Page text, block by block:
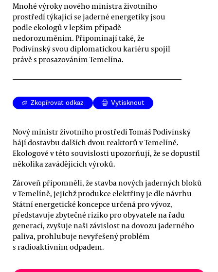
Mnohé výroky nového ministra životního
prostředí týkající se jaderné energetiky jsou
podle ekologů v lepším případě
nedorozuměním. Připomínají také, že
Podivínský svou diplomatickou kariéru spojil
právě s prosazováním Temelína.
Zkopírovat odkaz Vytisknout
Nový ministr životního prostředí Tomáš Podivínský
hájí dostavbu dalších dvou reaktorů v Temelíně.
Ekologové v této souvislosti upozorňují, že se dopustil
několika zavádějících výroků.
Zároveň připomněli, že stavba nových jaderných bloků
v Temelíně, jejichž produkce elektřiny je dle návrhu
Státní energetické koncepce určená pro vývoz,
představuje zbytečné riziko pro obyvatele na řadu
generací, zvyšuje naši závislost na dovozu jaderného
paliva, prohlubuje nevyřešený problém
s radioaktivním odpadem.